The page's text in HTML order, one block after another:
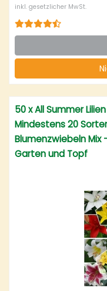
inkl. gesetzlicher MwSt.
50 x All Summer
Mindestens 20
Blumenzwiebeln Mix
Garten und Topf